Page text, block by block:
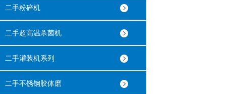
二手粉碎机
二手超高温杀菌机
二手灌装机系列
二手不锈钢胶体磨